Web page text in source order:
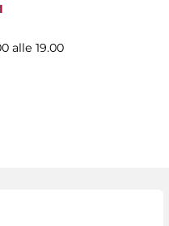
alle 19.00